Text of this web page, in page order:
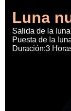
Luna
Salida de la
Puesta de la
Duración:3